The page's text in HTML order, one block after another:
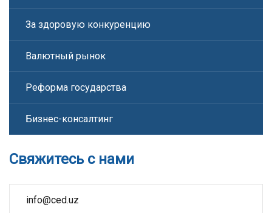
За здоровую конкуренцию
Валютный рынок
Реформа государства
Бизнес-консалтинг
Свяжитесь с нами
info@ced.uz